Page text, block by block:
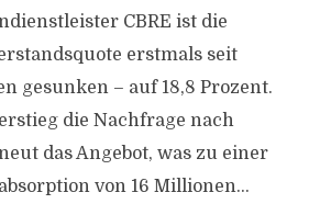
CBRE ist die
erstmals seit
gesunken – auf 18,8 Prozent.
die Nachfrage nach
das Angebot, was zu einer
von 16 Millionen...